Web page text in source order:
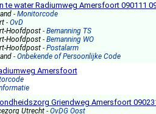
te water Radiumweg Amersfoort 090111
- Monitorcode
- OvD
Hoofdpost - Bemanning TS
Hoofdpost - Bemanning WO
Hoofdpost - Postalarm
- Onbekende of Persoonlijke Code
Amersfoort
Griendweg Amersfoort
Utrecht - OvDG Oost